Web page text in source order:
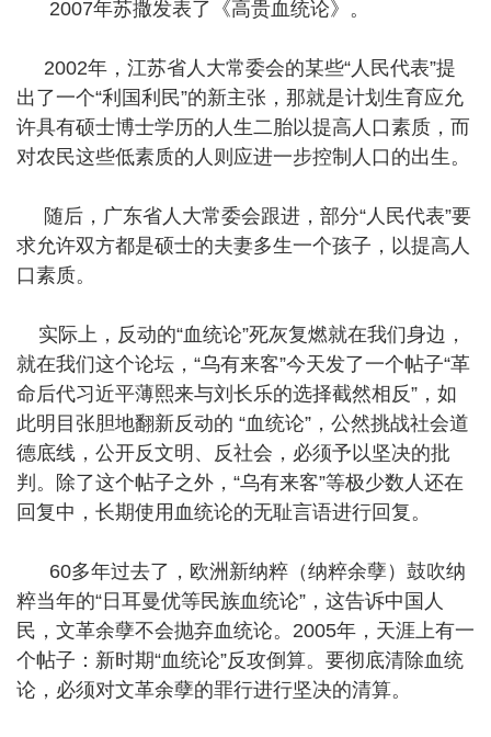
2007年苏撒发表了《高贵血统论》。
2002年，江苏省人大常委会的某些“人民代表”提
出了一个“利国利民”的新主张，那就是计划生育应允
许具有硕士博士学历的人生二胎以提高人口素质，而
对农民这些低素质的人则应进一步控制人口的出生。
随后，广东省人大常委会跟进，部分“人民代表”要
求允许双方都是硕士的夫妻多生一个孩子，以提高人
口素质。
实际上，反动的“血统论”死灰复燃就在我们身边，
就在我们这个论坛，“乌有来客”今天发了一个帖子“革
命后代习近平薄熙来与刘长乐的选择截然相反”，如
此明目张胆地翻新反动的 “血统论”，公然挑战社会道
德底线，公开反文明、反社会，必须予以坚决的批
判。除了这个帖子之外，“乌有来客”等极少数人还在
回复中，长期使用血统论的无耻言语进行回复。
60多年过去了，欧洲新纳粹（纳粹余孽）鼓吹纳
粹当年的“日耳曼优等民族血统论”，这告诉中国人
民，文革余孽不会抛弃血统论。2005年，天涯上有一
个帖子：新时期“血统论”反攻倒算。要彻底清除血统
论，必须对文革余孽的罪行进行坚决的清算。